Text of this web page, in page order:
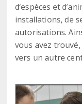
d’espèces et
installations, de
autorisations.
vous avez
vers un autre